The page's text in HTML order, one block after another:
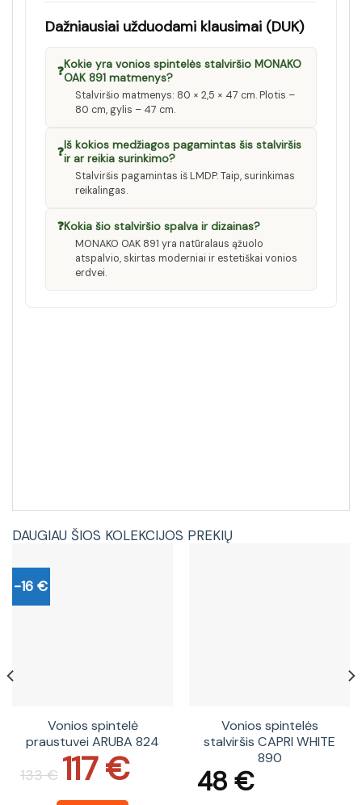
Dažniausiai užduodami klausimai (DUK)
❓Kokie yra vonios spintelės stalviršio MONAKO
OAK 891 matmenys?
Stalviršio matmenys: 80 × 2,5 × 47 cm. Plotis –
80 cm, gylis – 47 cm.
❓Iš kokios medžiagos pagamintas šis stalviršis
ir ar reikia surinkimo?
Stalviršis pagamintas iš LMDP. Taip, surinkimas
reikalingas.
❓Kokia šio stalviršio spalva ir dizainas?
MONAKO OAK 891 yra natūralaus ąžuolo
atspalvio, skirtas moderniai ir estetiškai vonios
erdvei.
DAUGIAU ŠIOS KOLEKCIJOS PREKIŲ
-16 €
Vonios spintelė
praustuvei ARUBA 824
133€
Original
price
was: 117€
Current
price
is:
Vonios spintelės
stalviršis CAPRI WHITE
890
48 €